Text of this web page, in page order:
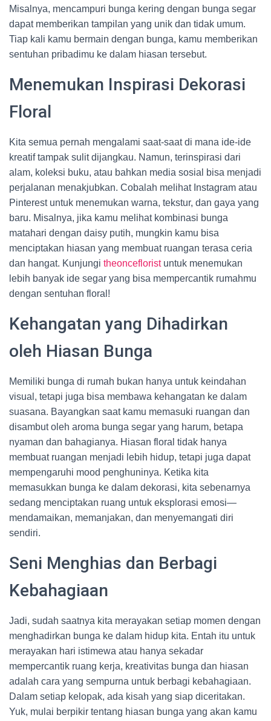
Misalnya, mencampuri bunga kering dengan bunga segar
dapat memberikan tampilan yang unik dan tidak umum.
Tiap kali kamu bermain dengan bunga, kamu memberikan
sentuhan pribadimu ke dalam hiasan tersebut.
Menemukan Inspirasi Dekorasi
Floral
Kita semua pernah mengalami saat-saat di mana ide-ide
kreatif tampak sulit dijangkau. Namun, terinspirasi dari
alam, koleksi buku, atau bahkan media sosial bisa menjadi
perjalanan menakjubkan. Cobalah melihat Instagram atau
Pinterest untuk menemukan warna, tekstur, dan gaya yang
baru. Misalnya, jika kamu melihat kombinasi bunga
matahari dengan daisy putih, mungkin kamu bisa
menciptakan hiasan yang membuat ruangan terasa ceria
dan hangat. Kunjungi theoncefloristuntuk menemukan
lebih banyak ide segar yang bisa mempercantik rumahmu
dengan sentuhan floral!
Kehangatan yang Dihadirkan
oleh Hiasan Bunga
Memiliki bunga di rumah bukan hanya untuk keindahan
visual, tetapi juga bisa membawa kehangatan ke dalam
suasana. Bayangkan saat kamu memasuki ruangan dan
disambut oleh aroma bunga segar yang harum, betapa
nyaman dan bahagianya. Hiasan floral tidak hanya
membuat ruangan menjadi lebih hidup, tetapi juga dapat
mempengaruhi mood penghuninya. Ketika kita
memasukkan bunga ke dalam dekorasi, kita sebenarnya
sedang menciptakan ruang untuk eksplorasi emosi—
mendamaikan, memanjakan, dan menyemangati diri
sendiri.
Seni Menghias dan Berbagi
Kebahagiaan
Jadi, sudah saatnya kita merayakan setiap momen dengan
menghadirkan bunga ke dalam hidup kita. Entah itu untuk
merayakan hari istimewa atau hanya sekadar
mempercantik ruang kerja, kreativitas bunga dan hiasan
adalah cara yang sempurna untuk berbagi kebahagiaan.
Dalam setiap kelopak, ada kisah yang siap diceritakan.
Yuk, mulai berpikir tentang hiasan bunga yang akan kamu